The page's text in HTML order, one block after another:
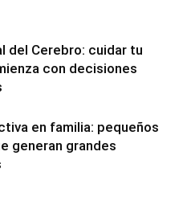
del Cerebro: cuidar tu
con decisiones
en familia: pequeños
generan grandes